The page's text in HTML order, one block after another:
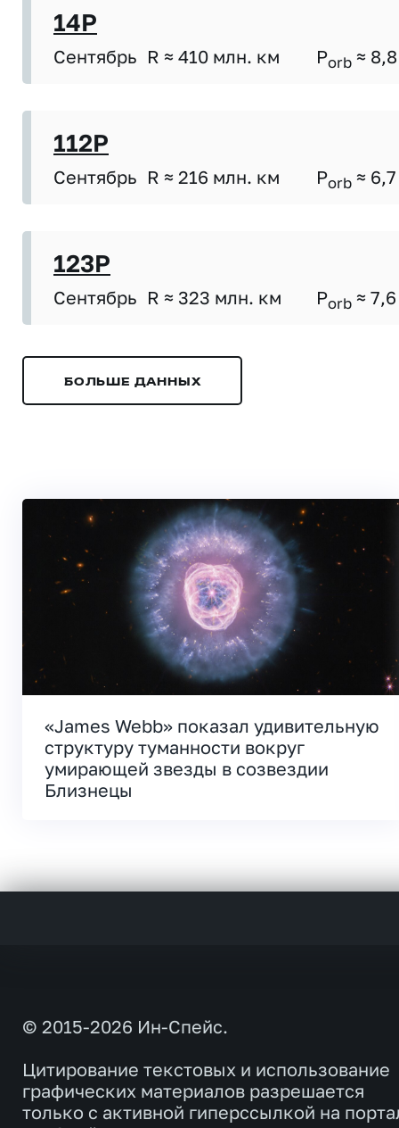
14P
Сентябрь R ≈ 410 млн. км Porb ≈ 8,8
112P
Сентябрь R ≈ 216 млн. км Porb ≈ 6,7
123P
Сентябрь R ≈ 323 млн. км Porb ≈ 7,6
БОЛЬШЕ ДАННЫХ
«James Webb» показал удивительную
структуру туманности вокруг
умирающей звезды в созвездии
Близнецы
© 2015-2026 Ин-Спейс.
Цитирование текстовых и использование
графических материалов разрешается
только с активной гиперссылкой на